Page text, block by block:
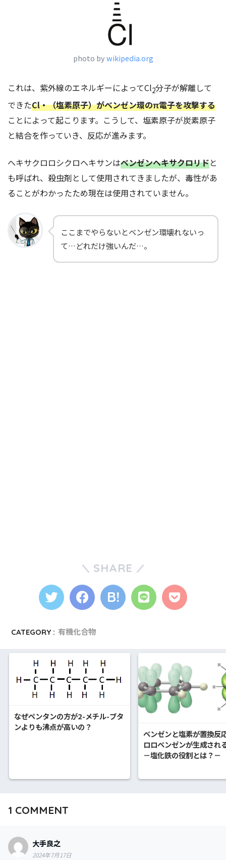
photo bywikipedia.org
これは、紫外線のエネルギーによってCl2分子が解離して
できたCl・（塩素原子）がベンゼン環のπ電子を攻撃する
ことによって起こります。こうして、塩素原子が炭素原子
と結合を作っていき、反応が進みます。
ヘキサクロロシクロヘキサンはベンゼンヘキサクロリドと
も呼ばれ、殺虫剤として使用されてきましたが、毒性があ
ることがわかったため現在は使用されていません。
ここまでやらないとベンゼン環壊れないっ
て…どれだけ強いんだ…。
SHARE
CATEGORY : 有機化合物
なぜペンタンの方が2-メチル-ブタ
ンよりも沸点が高いの？
ベンゼンと塩素が置換反
ロロベンゼンが生成され
－塩化鉄の役割とは？－
1 COMMENT
大手良之
2024年7月17日